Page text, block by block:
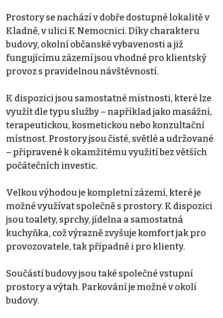
Prostory se nachází v dobře dostupné lokalitě v
Kladně, v ulici K Nemocnici. Díky charakteru
budovy, okolní občanské vybavenosti a již
fungujícímu zázemí jsou vhodné pro klientský
provoz s pravidelnou návštěvností.
K dispozici jsou samostatné místnosti, které lze
využít dle typu služby – například jako masážní,
terapeutickou, kosmetickou nebo konzultační
místnost. Prostory jsou čisté, světlé a udržované
– připravené k okamžitému využití bez větších
počátečních investic.
Velkou výhodou je kompletní zázemí, které je
možné využívat společně s prostory. K dispozici
jsou toalety, sprchy, jídelna a samostatná
kuchyňka, což výrazně zvyšuje komfort jak pro
provozovatele, tak případně i pro klienty.
Součástí budovy jsou také společné vstupní
prostory a výtah. Parkování je možné v okolí
budovy.